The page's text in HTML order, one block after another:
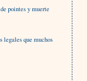
pointes y muerte
legales que muchos